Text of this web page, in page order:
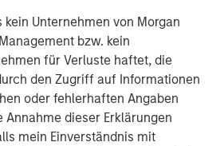
kein Unternehmen von Morgan
bzw. kein
für Verluste haftet, die
den Zugriff auf Informationen
oder fehlerhaften Angaben
Annahme dieser Erklärungen
mein Einverständnis mit
by MSIP platform since
Partners